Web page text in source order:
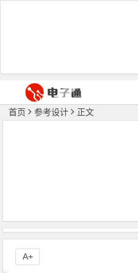
首页 参考设计 正文
A+